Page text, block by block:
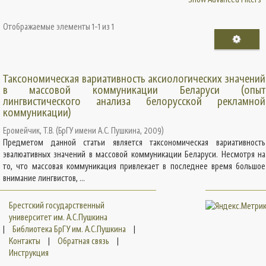
Отображаемые элементы 1-1 из 1
Таксономическая вариативность аксиологических значений
в массовой коммуникации Беларуси (опыт
лингвистического анализа белорусской рекламной
коммуникации)
Еромейчик, Т.В. (БрГУ имени А.С. Пушкина, 2009)
Предметом данной статьи является таксономическая вариативность
эвалюативных значений в массовой коммуникации Беларуси. Несмотря на
то, что массовая коммуникация привлекает в последнее время большое
внимание лингвистов, ...
Брестский государственный
университет им. А.С.Пушкина
|
Библиотека БрГУ им. А.С.Пушкина
|
Контакты
| Обратная связь
|
Инструкция